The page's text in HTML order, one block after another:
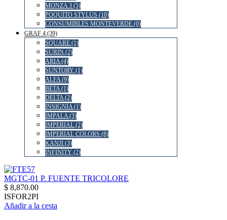
MONZA 3 (5)
POQUITO STYLUS (10)
CONSUMIBLES MONTEVERDE (0)
GRAF 4 (39)
SQUARE (1)
SURIN (2)
ARIA (4)
SUNTORY (1)
ALFA (9)
BETA (1)
DELTA (2)
INSIGNIA (1)
IMPALA (3)
IMPERIAL (2)
IMPERIAL COLORS (8)
KANJI (3)
INFINITY (2)
MGTC-01 P. FUENTE TRICOLORE
$ 8,870.00
ISFOR2PI
Añadir a la cesta